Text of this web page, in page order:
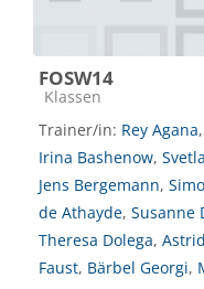
FOSW14
Kursbereich
Klassen
Trainer/in: Rey Agana,
Irina Bashenow,
Jens Bergemann,
de Athayde, Susanne
Theresa Dolega,
Faust, Bärbel Georgi,